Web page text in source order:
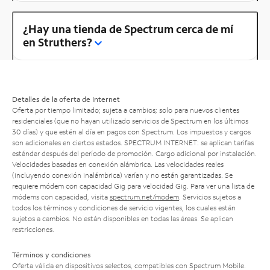
¿Hay una tienda de Spectrum cerca de mí
en Struthers?
Detalles de la oferta de Internet
Oferta por tiempo limitado; sujeta a cambios; solo para nuevos clientes
residenciales (que no hayan utilizado servicios de Spectrum en los últimos
30 días) y que estén al día en pagos con Spectrum. Los impuestos y cargos
son adicionales en ciertos estados. SPECTRUM INTERNET: se aplican tarifas
estándar después del período de promoción. Cargo adicional por instalación.
Velocidades basadas en conexión alámbrica. Las velocidades reales
(incluyendo conexión inalámbrica) varían y no están garantizadas. Se
requiere módem con capacidad Gig para velocidad Gig. Para ver una lista de
módems con capacidad, visita spectrum.net/modem . Servicios sujetos a
todos los términos y condiciones de servicio vigentes, los cuales están
sujetos a cambios. No están disponibles en todas las áreas. Se aplican
restricciones.
Términos y condiciones
Oferta válida en dispositivos selectos, compatibles con Spectrum Mobile.